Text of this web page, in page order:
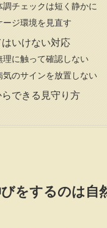
調チェックは短く静かに
ージ環境を見直す
いけない対応
理に触って確認しない
気のサインを放置しない
できる見守り方
をするのは自